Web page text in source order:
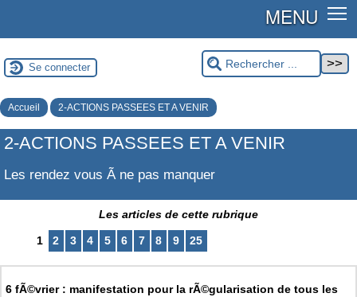
MENU
Se connecter
Accueil 2-ACTIONS PASSEES ET A VENIR
2-ACTIONS PASSEES ET A VENIR
Les rendez vous Ã ne pas manquer
Les articles de cette rubrique
1 2 3 4 5 6 7 8 9 25
6 fÃ©vrier : manifestation pour la rÃ©gularisation de tous les